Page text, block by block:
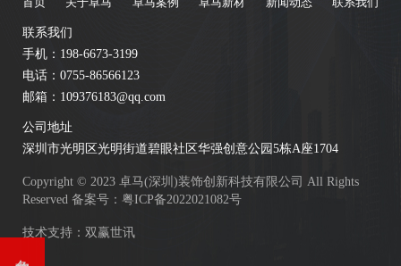
联系我们
手机：198-6673-3199
电话：0755-86566123
邮箱：109376183@qq.com
公司地址
深圳市光明区光明街道碧眼社区华强创意公园5栋A座1704
Copyright © 2023 卓马(深圳)装饰创新科技有限公司 All Rights
Reserved 备案号： 粤ICP备2022021082号
技术支持：双赢世讯